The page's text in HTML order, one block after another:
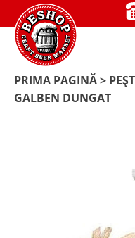
PRIMA PAGINĂ>
GALBEN DUNGAT